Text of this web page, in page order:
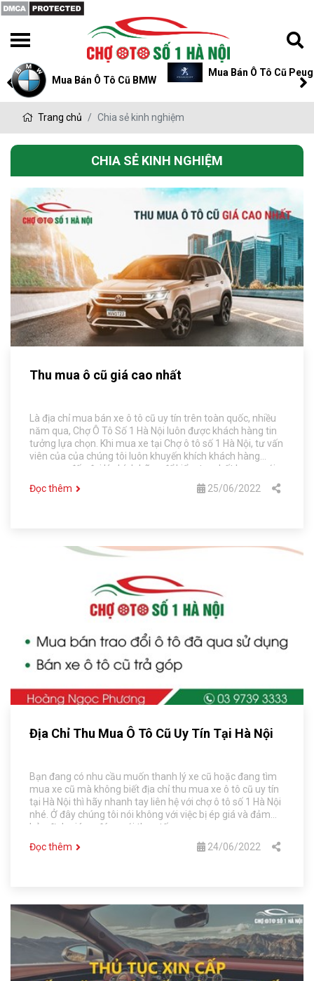
Mua Bán Ô Tô Cũ Peugeot Mua Bán Ô Tô Cũ
Trang chủ Chia sẻ kinh nghiệm
CHIA SẺ KINH NGHIỆM
Thu mua ô cũ giá cao nhất
Là địa chỉ mua bán xe ô tô cũ uy tín trên toàn quốc, nhiều
năm qua, Chợ Ô Tô Số 1 Hà Nội luôn được khách hàng tin
tưởng lựa chọn. Khi mua xe tại Chợ ô tô số 1 Hà Nội, tư vấn
viên của của chúng tôi luôn khuyến khích khách hàng
mang xe đến đại lý chính hãng để kiểm tra chất lượng với
sự minh bạch, an tâm. Chợ ô tô số 1 Hà Nội tự tin cam kết
và có ký nhận văn bản:
Đọc thêm 25/06/2022
Địa Chỉ Thu Mua Ô Tô Cũ Uy Tín Tại Hà Nội
Bạn đang có nhu cầu muốn thanh lý xe cũ hoặc đang tìm
mua xe cũ mà không biết địa chỉ thu mua xe ô tô cũ uy tín
tại Hà Nội thì hãy nhanh tay liên hệ với chợ ô tô số 1 Hà Nội
nhé. Ở đây chúng tôi nói không với việc bị ép giá và đảm
bảo định giá xe đúng với thực tế.
Đọc thêm
24/06/2022